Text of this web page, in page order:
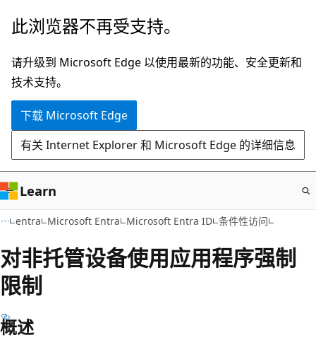
跳
主
要
内
此浏览器不再受支持。
请升级到 Microsoft Edge 以使用最新的功能、安全更新和
技术支持。
下载 Microsoft Edge
有关 Internet Explorer 和 Microsoft Edge 的详细信息
Learn
entra Microsoft Entra Microsoft Entra ID 条件性访问
对非托管设备使用应用程序强制
限制
概述